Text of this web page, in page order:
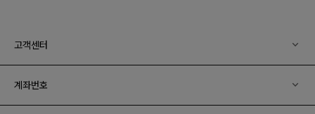
고객센터
계좌번호